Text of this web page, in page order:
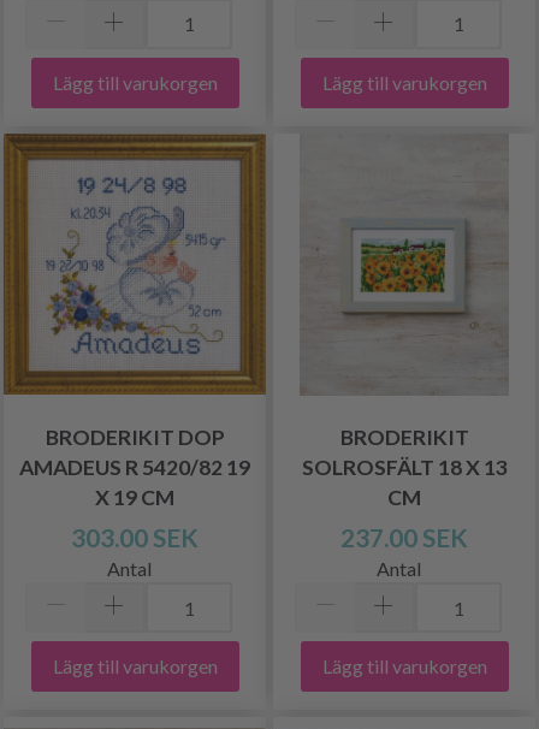
Lägg till varukorgen Lägg till varukorgen
BRODERIKIT DOP
AMADEUS R 5420/82 19
X 19 CM
303.00 SEK
Antal
Lägg till varukorgen
BRODERIKIT
SOLROSFÄLT 18 X 13
CM
237.00 SEK
Antal
Lägg till varukorgen